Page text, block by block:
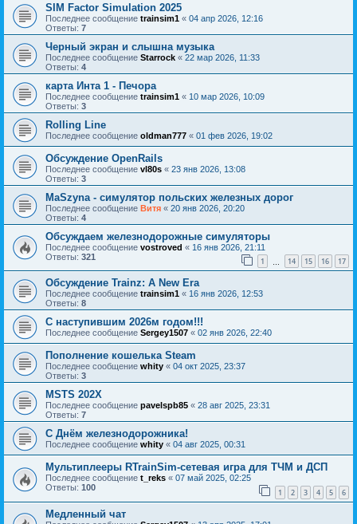
SIM Factor Simulation 2025
Последнее сообщение trainsim1 « 04 апр 2026, 12:16
Ответы: 7
Черный экран и слышна музыка
Последнее сообщение Starrock « 22 мар 2026, 11:33
Ответы: 4
карта Инта 1 - Печора
Последнее сообщение trainsim1 « 10 мар 2026, 10:09
Ответы: 3
Rolling Line
Последнее сообщение oldman777 « 01 фев 2026, 19:02
Обсуждение OpenRails
Последнее сообщение vl80s « 23 янв 2026, 13:08
Ответы: 3
MaSzyna - симулятор польских железных дорог
Последнее сообщение Витя « 20 янв 2026, 20:20
Ответы: 4
Обсуждаем железнодорожные симуляторы
Последнее сообщение vostroved « 16 янв 2026, 21:11
Ответы: 321 1 14 15 16 17
Обсуждение Trainz: A New Era
Последнее сообщение trainsim1 « 16 янв 2026, 12:53
Ответы: 8
С наступившим 2026м годом!!!
Последнее сообщение Sergey1507 « 02 янв 2026, 22:40
Пополнение кошелька Steam
Последнее сообщение whity « 04 окт 2025, 23:37
Ответы: 3
MSTS 202X
Последнее сообщение pavelspb85 « 28 авг 2025, 23:31
Ответы: 7
С Днём железнодорожника!
Последнее сообщение whity « 04 авг 2025, 00:31
Мультиплееры RTrainSim-сетевая игра для ТЧМ и ДСП
Последнее сообщение t_reks « 07 май 2025, 02:25
Ответы: 100 1 2 3 4 5 6
Медленный чат